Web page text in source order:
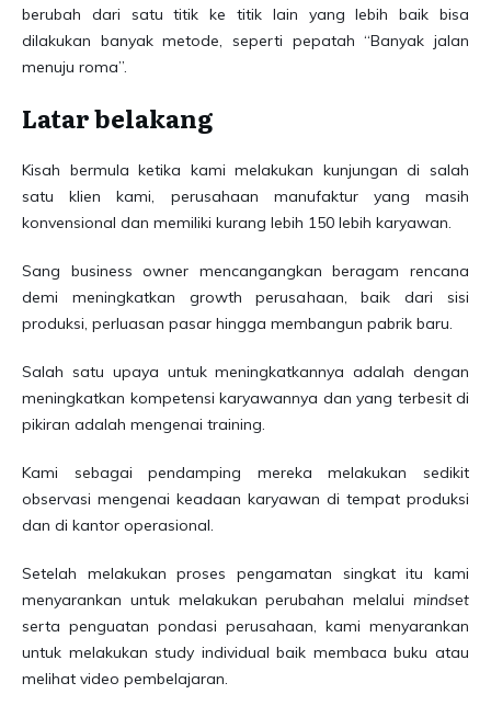
berubah dari satu titik ke titik lain yang lebih baik bisa
dilakukan banyak metode, seperti pepatah “Banyak jalan
menuju roma”.
Latar belakang
Kisah bermula ketika kami melakukan kunjungan di salah
satu klien kami, perusahaan manufaktur yang masih
konvensional dan memiliki kurang lebih 150 lebih karyawan.
Sang business owner mencangangkan beragam rencana
demi meningkatkan growth perusahaan, baik dari sisi
produksi, perluasan pasar hingga membangun pabrik baru.
Salah satu upaya untuk meningkatkannya adalah dengan
meningkatkan kompetensi karyawannya dan yang terbesit di
pikiran adalah mengenai training.
Kami sebagai pendamping mereka melakukan sedikit
observasi mengenai keadaan karyawan di tempat produksi
dan di kantor operasional.
Setelah melakukan proses pengamatan singkat itu kami
menyarankan untuk melakukan perubahan melalui mindset
serta penguatan pondasi perusahaan, kami menyarankan
untuk melakukan study individual baik membaca buku atau
melihat video pembelajaran.